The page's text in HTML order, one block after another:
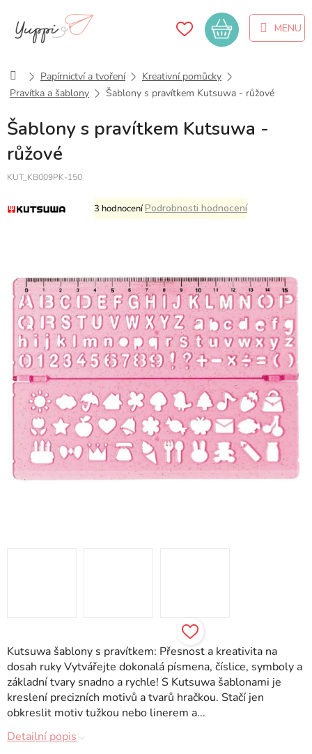
obsah
Nákupní
košík
DomůPapírnictví a tvoření
Kreativní pomůcky
Pravítka a šablony
Šablony s pravítkem Kutsuwa - růžové
Šablony s pravítkem Kutsuwa -
růžové
KUT_KB009PK-150
Průměrné
hodnocení
5
hvězdiček.
3 hodnoceníPodrobnosti hodnocení
Kutsuwa šablony s pravítkem: Přesnost a kreativita na
dosah ruky Vytvářejte dokonalá písmena, číslice, symboly a
základní tvary snadno a rychle! S Kutsuwa šablonami je
kreslení precizních motivů a tvarů hračkou. Stačí jen
obkreslit motiv tužkou nebo linerem a...
Detailní popis